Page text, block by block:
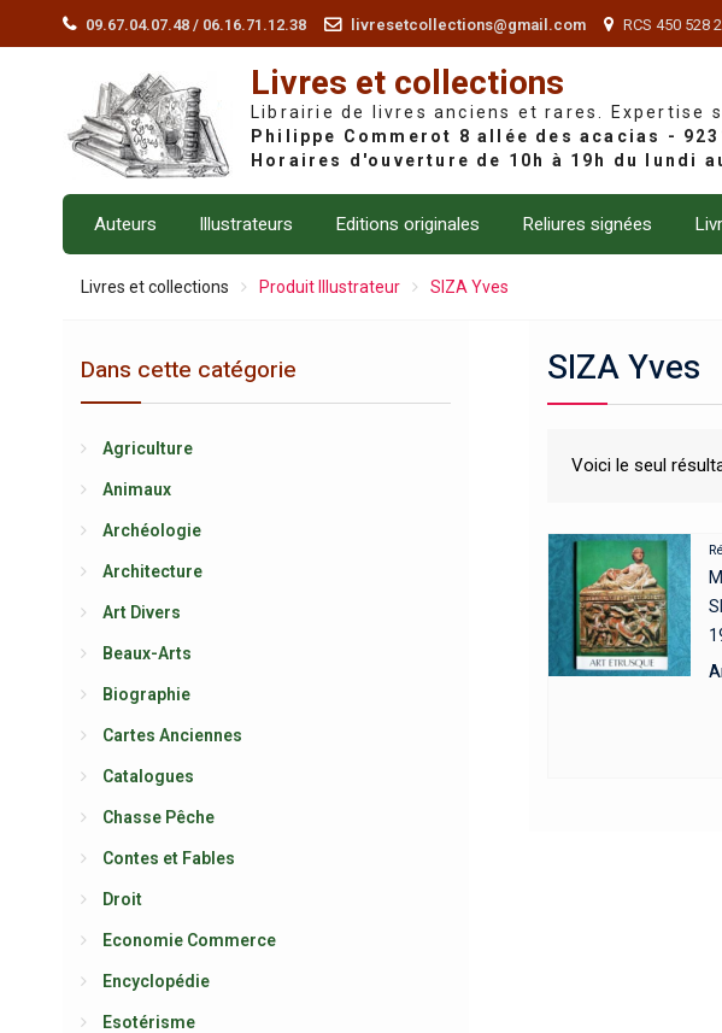
09.67.04.07.48 / 06.16.71.12.38 livresetcollections@gmail.com RCS 450 528
Livres et collections
Librairie de livres anciens et rares. Expertise
Auteurs Illustrateurs Editions originales Reliures signées
Livres et collections Produit Illustrateur SIZA Yves
SIZA Yves
Voici le seul
Dans cette catégorie
Agriculture
Animaux
Archéologie
Architecture
Art Divers
Beaux-Arts
Biographie
Cartes Anciennes
Catalogues
Chasse Pêche
Contes et Fables
Droit
Economie Commerce
Encyclopédie
Esotérisme